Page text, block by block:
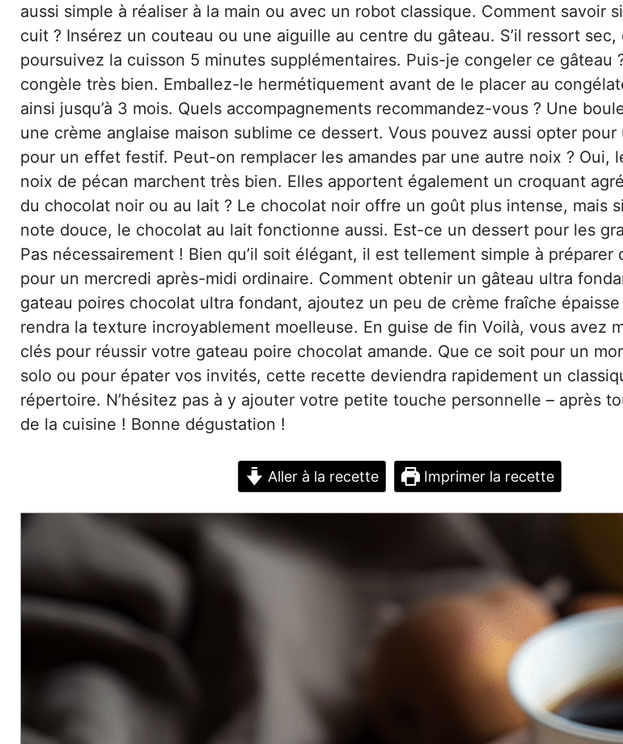
aussi simple à réaliser à la main ou avec un robot classique. Comment savoir
cuit ? Insérez un couteau ou une aiguille au centre du gâteau. S’il ressort sec,
poursuivez la cuisson 5 minutes supplémentaires. Puis-je congeler ce gâteau
congèle très bien. Emballez-le hermétiquement avant de le placer au
ainsi jusqu’à 3 mois. Quels accompagnements recommandez-vous ? Une
une crème anglaise maison sublime ce dessert. Vous pouvez aussi opter
pour un effet festif. Peut-on remplacer les amandes par une autre noix ? Oui,
noix de pécan marchent très bien. Elles apportent également un croquant
du chocolat noir ou au lait ? Le chocolat noir offre un goût plus intense, mais
note douce, le chocolat au lait fonctionne aussi. Est-ce un dessert pour les
Pas nécessairement ! Bien qu’il soit élégant, il est tellement simple à préparer
pour un mercredi après-midi ordinaire. Comment obtenir un gâteau ultra
gateau poires chocolat ultra fondant, ajoutez un peu de crème fraîche
rendra la texture incroyablement moelleuse. En guise de fin Voilà, vous avez
clés pour réussir votre gateau poire chocolat amande. Que ce soit pour un
solo ou pour épater vos invités, cette recette deviendra rapidement un
répertoire. N’hésitez pas à y ajouter votre petite touche personnelle – après
de la cuisine ! Bonne dégustation !
Aller à la recette Imprimer la recette